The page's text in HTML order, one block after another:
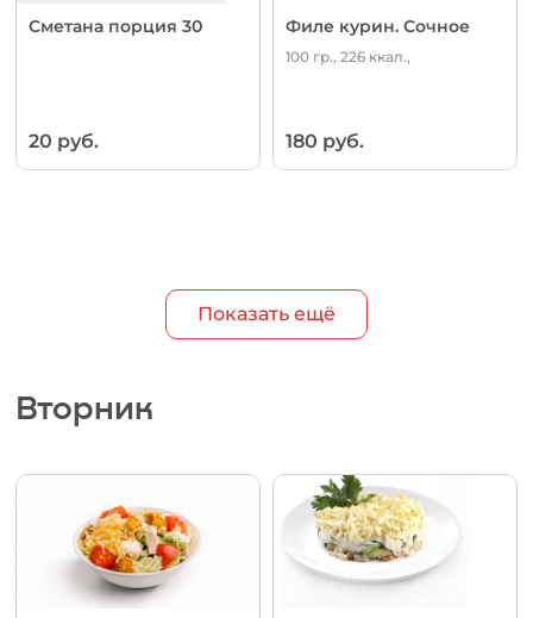
Сметана порция 30
20 руб.
Филе курин. Сочное
100 гр., 226 ккал.,
180 руб.
Показать ещё
Вторник